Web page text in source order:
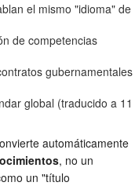
el mismo "idioma" de
de competencias
gubernamentales
global (traducido a 11
automáticamente
, no un
un "título